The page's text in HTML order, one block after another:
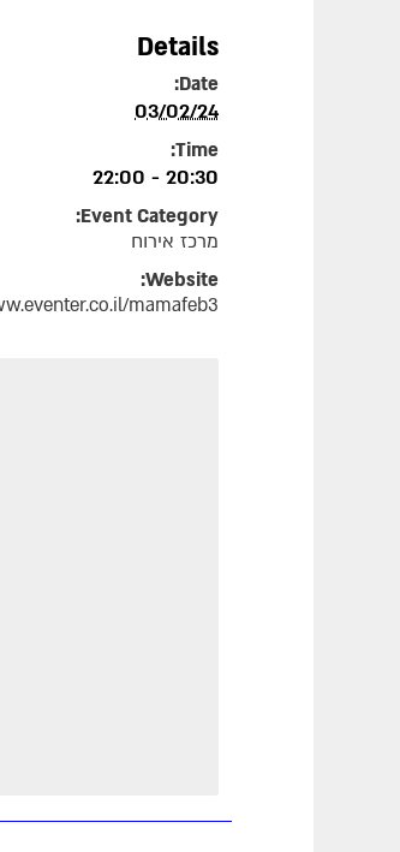
Details
Date:
03/02/24
Time:
20:30 - 22:00
Event Category:
מרכז אירוח
Website:
mamafeb3